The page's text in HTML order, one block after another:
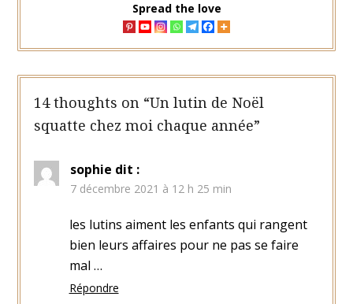
Spread the love
14 thoughts on “Un lutin de Noël
squatte chez moi chaque année”
sophie dit :
7 décembre 2021 à 12 h 25 min
les lutins aiment les enfants qui rangent
bien leurs affaires pour ne pas se faire
mal …
Répondre